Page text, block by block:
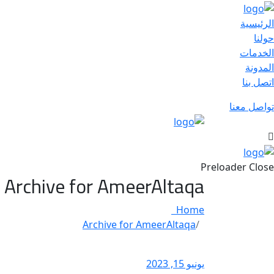
الرئيسية
حولنا
الخدمات
المدونة
اتصل بنا
تواصل معنا
Preloader Close
Archive for AmeerAltaqa
Home
Archive for AmeerAltaqa
يونيو 15, 2023